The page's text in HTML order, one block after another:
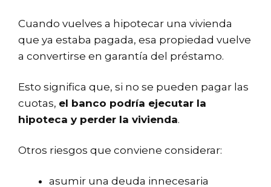
Cuando vuelves a hipotecar una vivienda
que ya estaba pagada, esa propiedad vuelve
a convertirse en garantía del préstamo.
Esto significa que, si no se pueden pagar las
cuotas, el banco podría ejecutar la
hipoteca y perder la vivienda.
Otros riesgos que conviene considerar:
asumir una deuda innecesaria